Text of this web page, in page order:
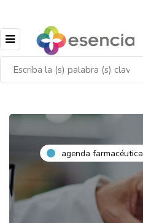
agenda farmacéutica